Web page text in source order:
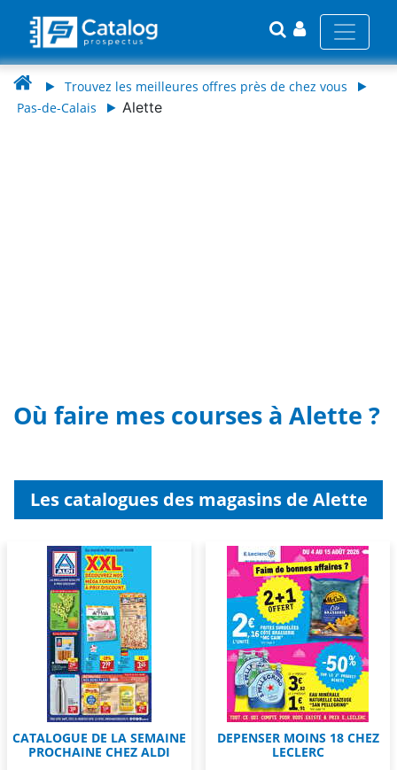
Trouvez les meilleures offres près de chez vous
Pas-de-Calais
Alette
Où faire mes courses à Alette ?
Les catalogues des magasins de Alette
CATALOGUE DE LA SEMAINE
PROCHAINE CHEZ ALDI
DEPENSER MOINS 18 CHEZ
LECLERC